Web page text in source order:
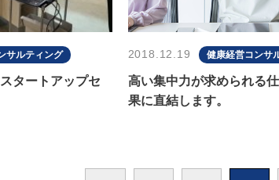
サルティング
タートアップセ
2018.12.19 健康経営コンサ
高い集中力が求められる
果に直結します。